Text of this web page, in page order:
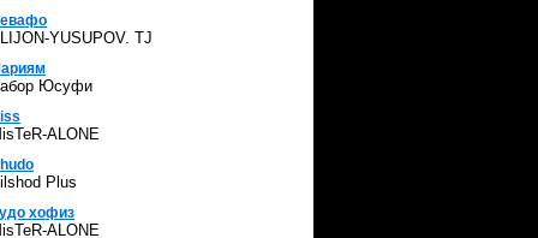
YUSUPOV. TJ
Юсуфи
ALONE
Plus
хофиз
ALONE